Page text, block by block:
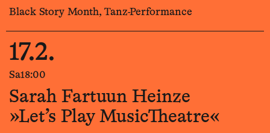
Black Story Month, Tanz-Performance
17.2.
Sa18:00
Sarah Fartuun Heinze
»Let’s Play MusicTheatre«